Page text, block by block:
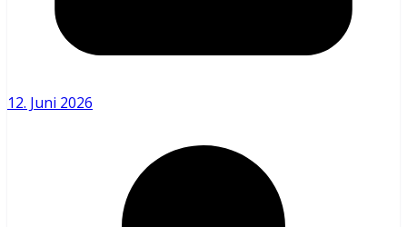
12. Juni 2026